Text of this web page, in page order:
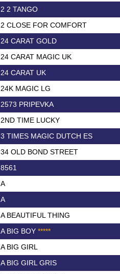
2 2 TANGO
2 CLOSE FOR COMFORT
24 CARAT GOLD
24 CARAT MAGIC UK
24 CARAT UK
24K MAGIC LG
2573 PRIPEVKA
2ND TIME LUCKY
3 TIMES MAGIC DUTCH ES
34 OLD BOND STREET
8561
A
A
A BEAUTIFUL THING
A BIG BOY *****
A BIG GIRL
A BIG GIRL GRIS